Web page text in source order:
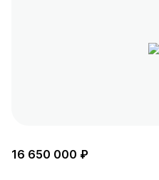
16 650 000 ₽